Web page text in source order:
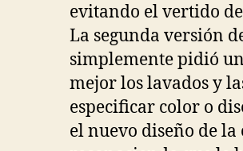
evitando el vertido
La segunda versión
simplemente pidió
mejor los lavados y
especificar color o
el nuevo diseño de la